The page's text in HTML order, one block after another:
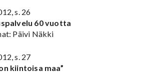
s. 26
60 vuotta
Päivi Näkki
s. 27
kiintoisa maa”